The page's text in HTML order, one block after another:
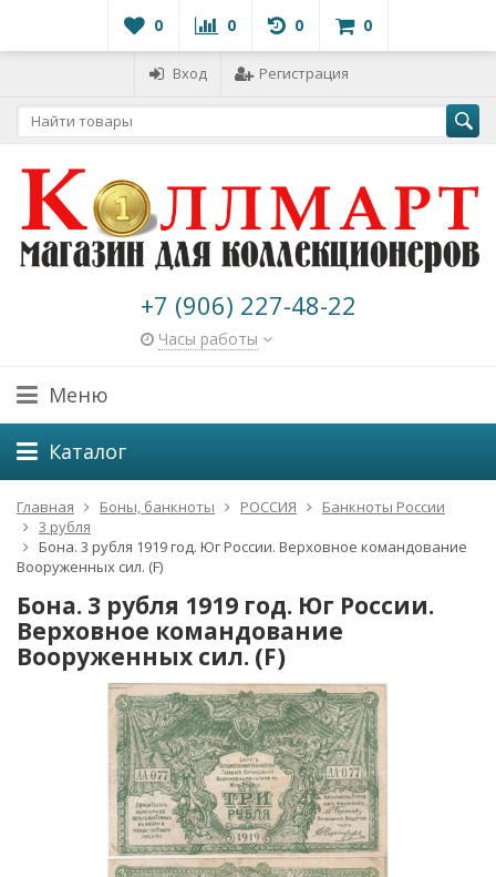
0 0 0 0
Вход Регистрация
+7 (906) 227-48-22
Часы работы
Меню
Каталог
Главная Боны, банкноты РОССИЯ
Банкноты России
3 рубля
Бона. 3 рубля 1919 год. Юг России. Верховное командование
Вооруженных сил. (F)
Бона. 3 рубля 1919 год. Юг России.
Верховное командование
Вооруженных сил. (F)